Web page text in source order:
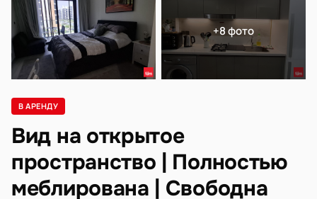
+8 фото
В АРЕНДУ
Вид на открытое
пространство | Полностью
меблирована | Свободна